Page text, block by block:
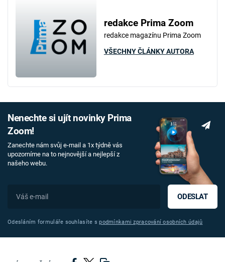
redakce Prima Zoom
redakce magazínu Prima Zoom
VŠECHNY ČLÁNKY AUTORA
Nenechte si ujít novinky Prima
Zoom!
Zanechte nám svůj e-mail a 1x týdně vás
upozorníme na to nejnovější a nejlepší z
našeho webu.
ODESLAT
Odesláním formuláře souhlasíte spodmínkami zpracování osobních údajů